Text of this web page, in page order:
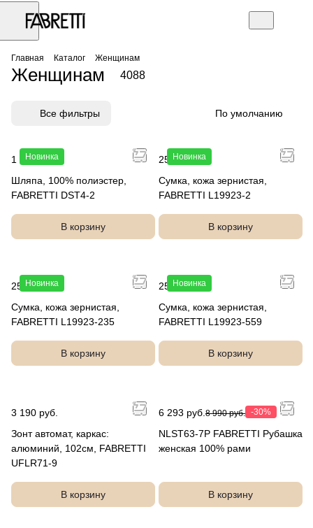
Главная Каталог Женщинам
Женщинам 4088
Все фильтры По умолчанию
Новинка
1 990 руб.
Шляпа, 100% полиэстер,
FABRETTI DST4-2
В корзину
Новинка
25 990 руб.
Сумка, кожа зернистая,
FABRETTI L19923-2
В корзину
Новинка
25 990 руб.
Сумка, кожа зернистая,
FABRETTI L19923-235
В корзину
Новинка
25 990 руб.
Сумка, кожа зернистая,
FABRETTI L19923-559
В корзину
3 190 руб.
Зонт автомат, каркас:
алюминий, 102см, FABRETTI
UFLR71-9
В корзину
6 293 руб. 8 990 руб. -30%
NLST63-7P FABRETTI Рубашка
женская 100% рами
В корзину